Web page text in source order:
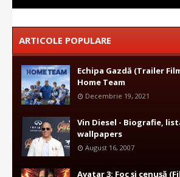
ARTICOLE POPULARE
Echipa Gazdă (Trailer
Home Team
Decembrie 19, 2021
Vin Diesel - Biografie,
wallpapers
August 16, 2007
Avatar 3: Foc și cenușă